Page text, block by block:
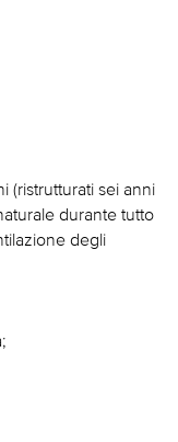
(ristrutturati sei anni
durante tutto
degli